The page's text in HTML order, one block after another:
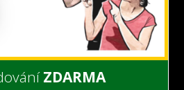
ZDARMA